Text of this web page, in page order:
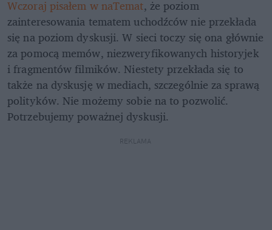
Wczoraj pisałem w naTemat, że poziom
zainteresowania tematem uchodźców nie przekłada
się na poziom dyskusji. W sieci toczy się ona głównie
za pomocą memów, niezweryfikowanych historyjek
i fragmentów filmików. Niestety przekłada się to
także na dyskusję w mediach, szczególnie za sprawą
polityków. Nie możemy sobie na to pozwolić.
Potrzebujemy poważnej dyskusji.
REKLAMA